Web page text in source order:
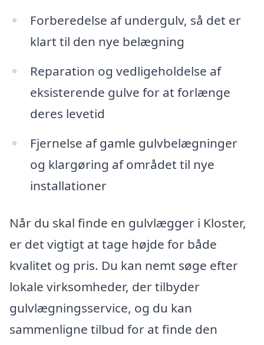
Forberedelse af undergulv, så det er
klart til den nye belægning
Reparation og vedligeholdelse af
eksisterende gulve for at forlænge
deres levetid
Fjernelse af gamle gulvbelægninger
og klargøring af området til nye
installationer
Når du skal finde en gulvlægger i Kloster,
er det vigtigt at tage højde for både
kvalitet og pris. Du kan nemt søge efter
lokale virksomheder, der tilbyder
gulvlægningsservice, og du kan
sammenligne tilbud for at finde den